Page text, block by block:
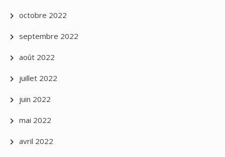
octobre 2022
septembre 2022
août 2022
juillet 2022
juin 2022
mai 2022
avril 2022